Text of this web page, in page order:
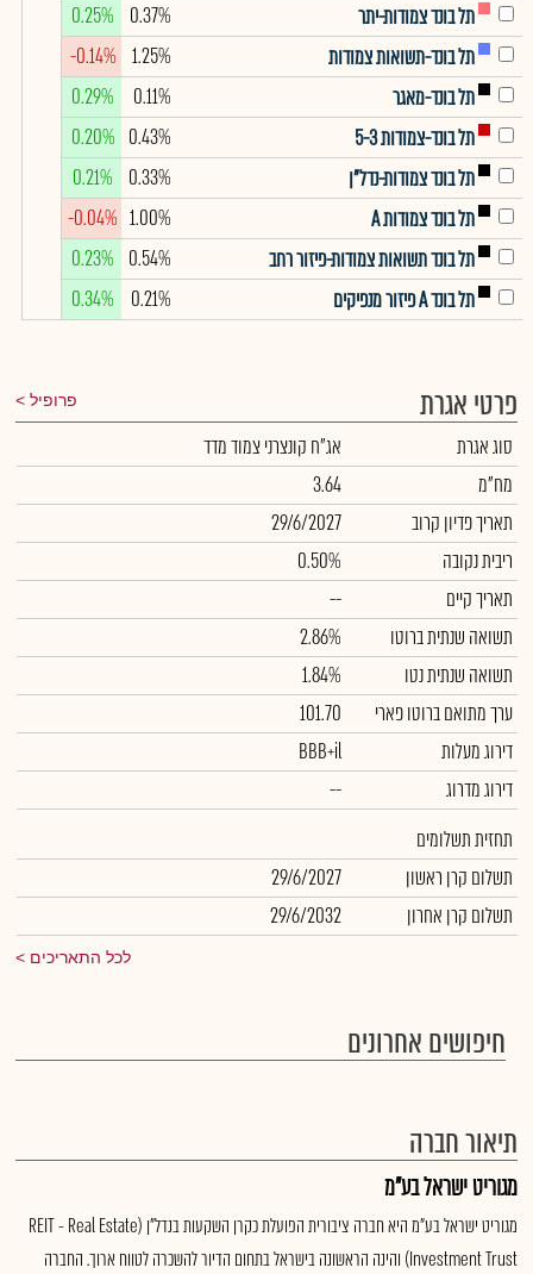
תל בונד צמודות-יתר
0.37%
0.25%
תל בונד-תשואות צמודות
1.25%
-0.14%
תל בונד-מאגר
0.11%
0.29%
תל בונד-צמודות 5-3
0.43%
0.20%
תל בונד צמודות-נדל"ן
0.33%
0.21%
תל בונד צמודות A
1.00%
-0.04%
תל בונד תשואות צמודות-פיזור רחב
0.54%
0.23%
תל בונד A פיזור מנפיקים
0.21%
0.34%
פרטי אגרת פרופיל
סוג אגרת
אג"ח קונצרני צמוד מדד
מח"מ
3.64
תאריך פדיון קרוב
29/6/2027
ריבית נקובה
0.50%
תאריך קיים
--
תשואה שנתית ברוטו
2.86%
תשואה שנתית נטו
1.84%
ערך מתואם ברוטו פארי
101.70
דירוג מעלות
BBB+il
דירוג מדרוג
--
תחזית תשלומים
תשלום קרן ראשון
29/6/2027
תשלום קרן אחרון
29/6/2032
לכל התאריכים
חיפושים אחרונים
תיאור חברה
מגוריט ישראל בע"מ
מגוריט ישראל בע"מ היא חברה ציבורית הפועלת כקרן השקעות בנדל"ן (REIT - Real Estate
Investment Trust) והינה הראשונה בישראל בתחום הדיור להשכרה לטווח ארוך. החברה